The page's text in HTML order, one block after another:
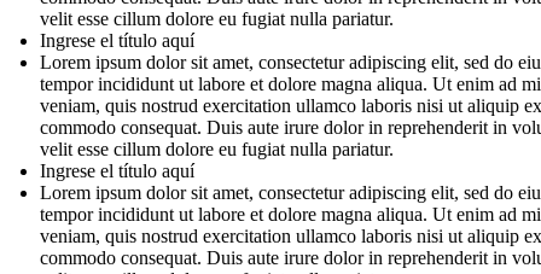
velit esse cillum dolore eu fugiat nulla pariatur.
Ingrese el título aquí
Lorem ipsum dolor sit amet, consectetur adipiscing elit, sed do
tempor incididunt ut labore et dolore magna aliqua. Ut enim ad
veniam, quis nostrud exercitation ullamco laboris nisi ut aliquip
commodo consequat. Duis aute irure dolor in reprehenderit in
velit esse cillum dolore eu fugiat nulla pariatur.
Ingrese el título aquí
Lorem ipsum dolor sit amet, consectetur adipiscing elit, sed do
tempor incididunt ut labore et dolore magna aliqua. Ut enim ad
veniam, quis nostrud exercitation ullamco laboris nisi ut aliquip
commodo consequat. Duis aute irure dolor in reprehenderit in